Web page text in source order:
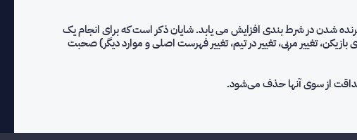
شدن در شرط بندی افزایش می یابد. شایان ذکر است که برای انجام یک
تغییر مربی، تغییر در تیم، تغيير فهرست اصلی و موارد دیگر) صحبت
صداقت از سوی آنها حذف می‌شود.